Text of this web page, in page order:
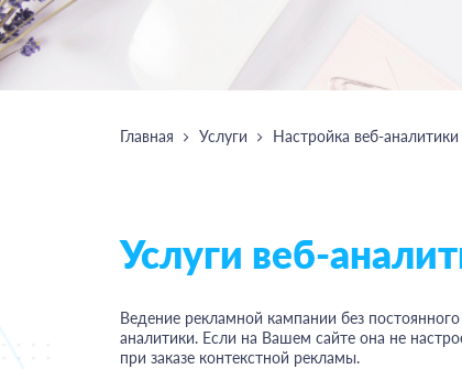
Главная Услуги Настройка веб-аналитики
Услуги веб-
Ведение рекламной кампании без
аналитики. Если на Вашем сайте она не
при заказе контекстной рекламы.